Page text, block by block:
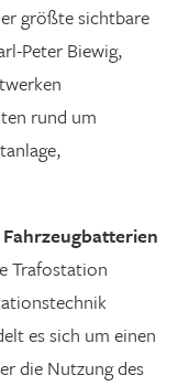
größte sichtbare
Peter Biewig,
rund um
Trafostation
es sich um einen
die Nutzung des